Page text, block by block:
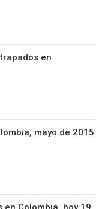
en
mayo de 2015